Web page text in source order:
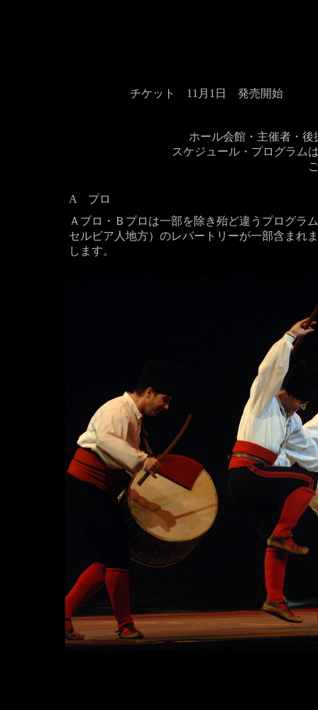
チケット 11月1日 発売開始
ホール会館・主催者・
スケジュール・プログラム
A プロ
Ａプロ・Ｂプロは一部を除き殆ど違うプログラ
セルビア人地方）のレパートリーが一部含ま
します。